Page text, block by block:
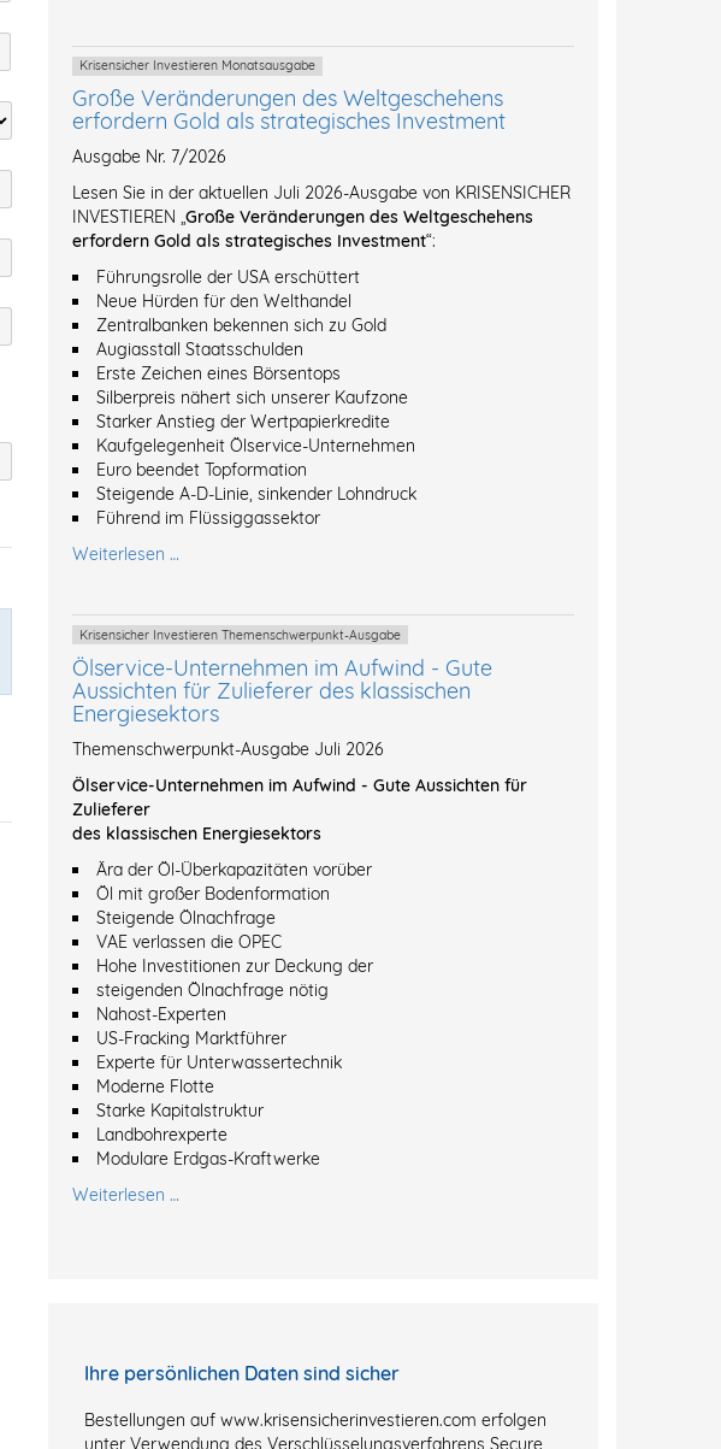
Krisensicher Investieren Monatsausgabe
Große Veränderungen des Weltgeschehens
erfordern Gold als strategisches Investment
Ausgabe Nr. 7/2026
Lesen Sie in der aktuellen Juli 2026-Ausgabe von KRISENSICHER
INVESTIEREN „Große Veränderungen des Weltgeschehens
erfordern Gold als strategisches Investment“:
Führungsrolle der USA erschüttert
Neue Hürden für den Welthandel
Zentralbanken bekennen sich zu Gold
Augiasstall Staatsschulden
Erste Zeichen eines Börsentops
Silberpreis nähert sich unserer Kaufzone
Starker Anstieg der Wertpapierkredite
Kaufgelegenheit Ölservice-Unternehmen
Euro beendet Topformation
Steigende A-D-Linie, sinkender Lohndruck
Führend im Flüssiggassektor
Weiterlesen …
Krisensicher Investieren Themenschwerpunkt-Ausgabe
Ölservice-Unternehmen im Aufwind - Gute
Aussichten für Zulieferer des klassischen
Energiesektors
Themenschwerpunkt-Ausgabe Juli 2026
Ölservice-Unternehmen im Aufwind - Gute Aussichten für
Zulieferer
des klassischen Energiesektors
Ära der Öl-Überkapazitäten vorüber
Öl mit großer Bodenformation
Steigende Ölnachfrage
VAE verlassen die OPEC
Hohe Investitionen zur Deckung der
steigenden Ölnachfrage nötig
Nahost-Experten
US-Fracking Marktführer
Experte für Unterwassertechnik
Moderne Flotte
Starke Kapitalstruktur
Landbohrexperte
Modulare Erdgas-Kraftwerke
Weiterlesen …
Ihre persönlichen Daten sind sicher
Bestellungen auf www.krisensicherinvestieren.com erfolgen
unter Verwendung des Verschlüsselungsverfahrens Secure